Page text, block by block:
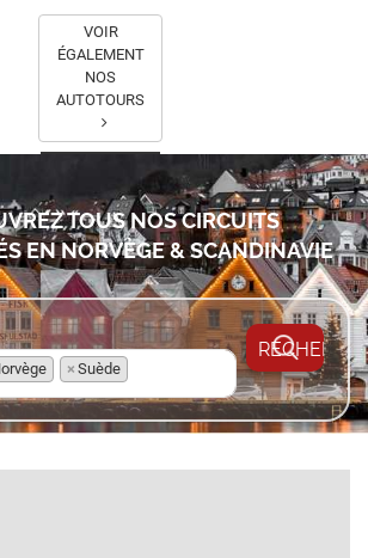
VOIR
ÉGALEMENT
NOS
AUTOTOURS
TOUS NOS CIRCUITS
ENNORVÈGE & SCANDINAVIE
× Suède